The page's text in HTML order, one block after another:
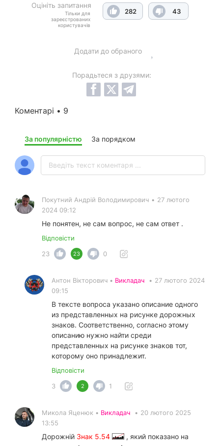
Оцініть запитання
Тільки для
зареєстрованих
користувачів
282 43
Додати до обраного
Порадьтеся з друзями:
Коментарі • 9
За популярністю За порядком
Покутний Андрiй Володимирович • 27 лютого
2024 09:12
Не понятен, не сам вопрос, не сам ответ .
Відповісти
23
23 0
Антон Вікторович • Викладач • 27 лютого 2024
09:15
В тексте вопроса указано описание одного
из представленных на рисунке дорожных
знаков. Соответственно, согласно этому
описанию нужно найти среди
представленных на рисунке знаков тот,
которому оно принадлежит.
Відповісти
3
2 1
Микола Яценюк • Викладач • 20 лютого 2025
13:55
Дорожній Знак 5.54
, який показано на